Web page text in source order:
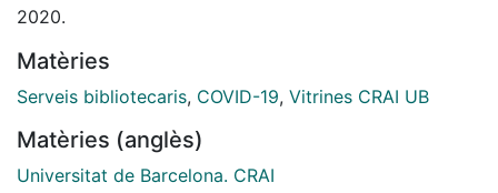
Continua en funcionament el Servei de préstec i podeu
BIblioteca per recollir documents reservats.
Igualment, seguint les directrius establertes, els CRAI
Empresa (grau) i Filosofia, Geografia i Història,
tancaran els caps de setmana fins a nou avís.
2020.
Matèries
Serveis bibliotecaris, COVID-19, Vitrines CRAI UB
Matèries (anglès)
Universitat de Barcelona. CRAI